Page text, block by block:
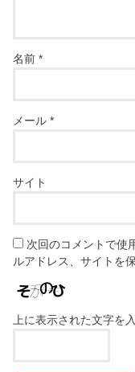
名前*
メール*
サイト
次回のコメントで使
ルアドレス、サイトを
上に表示された文字を